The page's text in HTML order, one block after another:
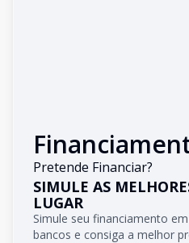
Pretende Financiar?
SIMULE AS
LUGAR
Simule seu financiamento
bancos e consiga a melhor